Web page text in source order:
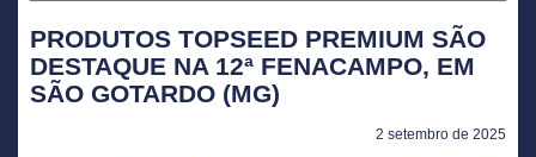
PRODUTOS TOPSEED PREMIUM SÃO
DESTAQUE NA 12ª FENACAMPO, EM
SÃO GOTARDO (MG)
2 setembro de 2025